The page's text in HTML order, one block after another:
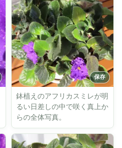
鉢植えのアフリカスミレが明
るい日差しの中で咲く真上か
らの全体写真。